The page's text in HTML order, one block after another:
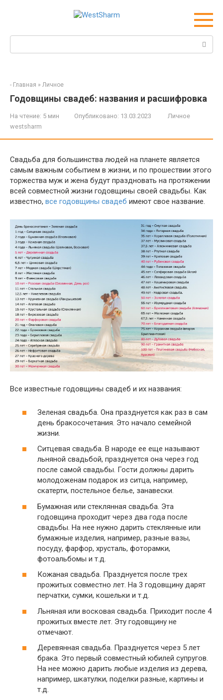
- Главная » Личное
Годовщины свадеб: названия и расшифровка
На чтение: 5 мин Опубликовано: 13.03.2023
Личное
westsharm
Свадьба для большинства людей на планете является
самым важным событием в жизни, и по прошествии этого
торжества муж и жена будут праздновать на протяжении
всей совместной жизни годовщины своей свадьбы. Как
известно, все годовщины свадеб имеют свое название.
Все известные годовщины свадеб и их названия:
Зеленая свадьба. Она празднуется как раз в сам
день бракосочетания. Это начало семейной
жизни.
Ситцевая свадьба. В народе ее еще называют
льняной свадьбой, празднуется она через год
после самой свадьбы. Гости должны дарить
молодоженам подарок из ситца, например,
скатерти, постельное белье, занавески.
Бумажная или стеклянная свадьба. Эта
годовщина проходит через два года после
свадьбы. На нее нужно дарить стеклянные или
бумажные изделия, например, разные вазы,
посуду, фарфор, хрусталь, фоторамки,
фотоальбомы и т.д.
Кожаная свадьба. Празднуется после трех
прожитых совместно лет. На 3 годовщину дарят
перчатки, сумки, кошельки и т.д.
Льняная или восковая свадьба. Приходит после 4
прожитых вместе лет. Эту годовщину не
отмечают.
Деревянная свадьба. Празднуется через 5 лет
брака. Это первый совместный юбилей супругов.
На нее можно дарить любые изделия из дерева,
например, шкатулки, поделки разные, картины и
т.д.